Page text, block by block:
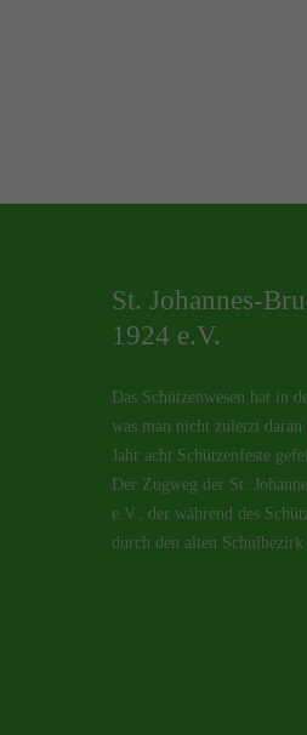
St. Johannes-
1924 e.V.
Das Schützenwesen hat in
was man nicht zuletzt
Jahr acht Schützenfeste
Der Zugweg der St.
e.V., der während des
durch den alten Schulbezirk